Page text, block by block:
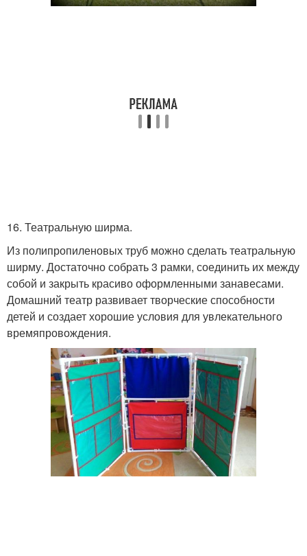
16. Театральную ширма.
Из полипропиленовых труб можно сделать театральную
ширму. Достаточно собрать 3 рамки, соединить их между
собой и закрыть красиво оформленными занавесами.
Домашний театр развивает творческие способности
детей и создает хорошие условия для увлекательного
времяпровождения.